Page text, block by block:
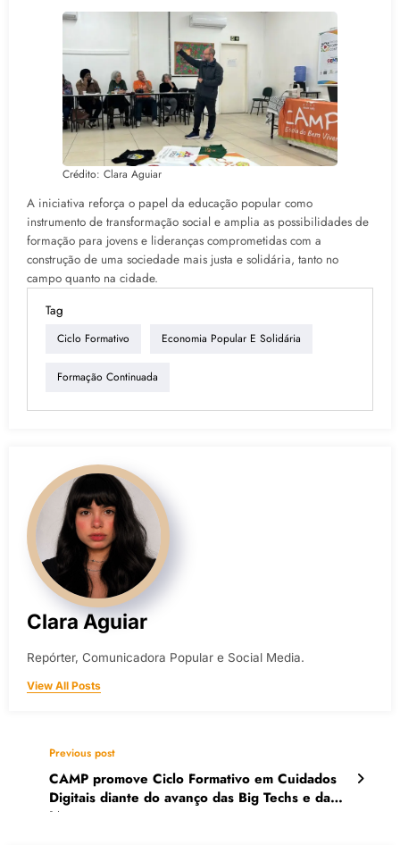
Crédito: Clara Aguiar
A iniciativa reforça o papel da educação popular como
instrumento de transformação social e amplia as possibilidades de
formação para jovens e lideranças comprometidas com a
construção de uma sociedade mais justa e solidária, tanto no
campo quanto na cidade.
Tag
Ciclo Formativo Economia Popular E Solidária
Formação Continuada
Clara Aguiar
Repórter, Comunicadora Popular e Social Media.
View All Posts
Previous post
CAMP promove Ciclo Formativo em Cuidados
Digitais diante do avanço das Big Techs e da
IA